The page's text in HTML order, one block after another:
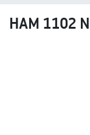
HAM 1102